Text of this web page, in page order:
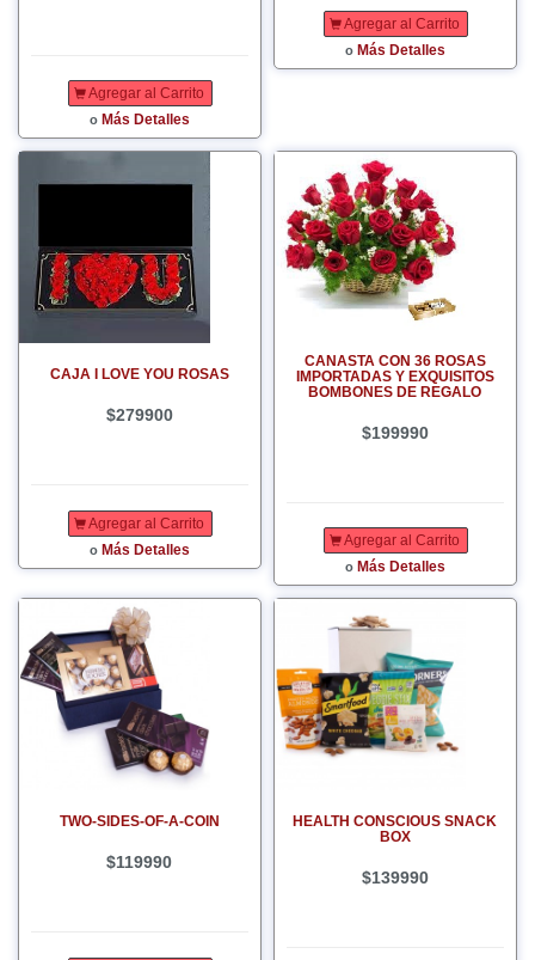
Agregar al Carrito
o Más Detalles
Agregar al Carrito
o Más Detalles
CAJA I LOVE YOU ROSAS
$279900
Agregar al Carrito
o Más Detalles
CANASTA CON 36 ROSAS
IMPORTADAS Y EXQUISITOS
BOMBONES DE REGALO
$199990
Agregar al Carrito
o Más Detalles
TWO-SIDES-OF-A-COIN
$119990
HEALTH CONSCIOUS SNACK
BOX
$139990